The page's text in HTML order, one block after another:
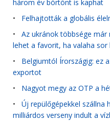
három év börtönt is kaphat
• Felhajtották a globális
• Az ukránok többsége már
lehet a favorit, ha valaha sor
• Belgiumtól Írországig: ez
exportot
• Nagyot megy az OTP a
• Új repülőgépekkel szállna
milliárdos verseny indult a